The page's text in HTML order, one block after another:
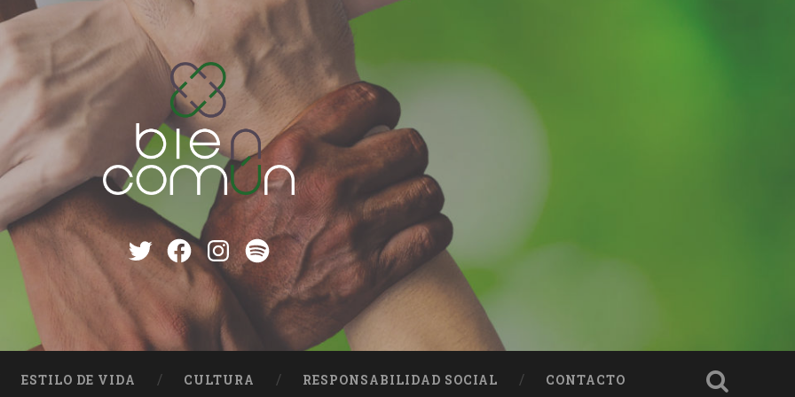
TwitterFacebook
instagram
Spotify
ESTILO DE VIDA CULTURA RESPONSABILIDAD SOCIAL CONTACTO